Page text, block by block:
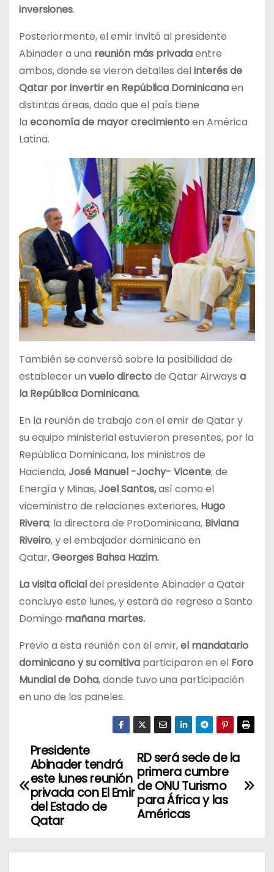
inversiones.
Posteriormente, el emir invitó al presidente
Abinader a una reunión más privadaentre
ambos, donde se vieron detalles delinterés de
Qatar por invertir en República Dominicanaen
distintas áreas, dado que el país tiene
la economía de mayor crecimientoen América
Latina.
También se conversó sobre la posibilidad de
establecer un vuelo directode Qatar Airways a
la República Dominicana.
En la reunión de trabajo con el emir de Qatar y
su equipo ministerial estuvieron presentes, por la
República Dominicana, los ministros de
Hacienda,José Manuel -Jochy- Vicente; de
Energía y Minas,Joel Santos,así como el
viceministro de relaciones exteriores, Hugo
Rivera; la directora de ProDominicana, Biviana
Riveiro, y el embajador dominicano en
Qatar,Georges Bahsa Hazim.
La visita oficialdel presidente Abinader a Qatar
concluye este lunes, y estará de regreso a Santo
Domingo mañana martes.
Previo a esta reunión con el emir,el mandatario
dominicano y su comitiva participaron en el Foro
Mundial de Doha, donde tuvo una participación
en uno de los paneles.
N
a
g
RD será sede de la
primera cumbre
de ONU Turismo
para África y las
Américas
Presidente
Abinader tendrá
este lunes reunión
privada con El Emir
del Estado de
Qatar